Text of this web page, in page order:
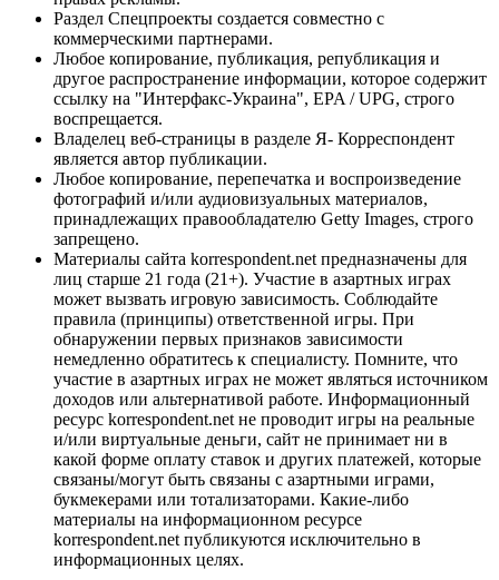
Раздел Спецпроекты создается совместно с
коммерческими партнерами.
Любое копирование, публикация, републикация и
другое распространение информации, которое содержит
ссылку на "Интерфакс-Украина", EPA / UPG, строго
воспрещается.
Владелец веб-страницы в разделе Я- Корреспондент
является автор публикации.
Любое копирование, перепечатка и воспроизведение
фотографий и/или аудиовизуальных материалов,
принадлежащих правообладателю Getty Images, строго
запрещено.
Материалы сайта korrespondent.net предназначены для
лиц старше 21 года (21+). Участие в азартных играх
может вызвать игровую зависимость. Соблюдайте
правила (принципы) ответственной игры. При
обнаружении первых признаков зависимости
немедленно обратитесь к специалисту. Помните, что
участие в азартных играх не может являться источником
доходов или альтернативой работе. Информационный
ресурс korrespondent.net не проводит игры на реальные
и/или виртуальные деньги, сайт не принимает ни в
какой форме оплату ставок и других платежей, которые
связаны/могут быть связаны с азартными играми,
букмекерами или тотализаторами. Какие-либо
материалы на информационном ресурсе
korrespondent.net публикуются исключительно в
информационных целях.